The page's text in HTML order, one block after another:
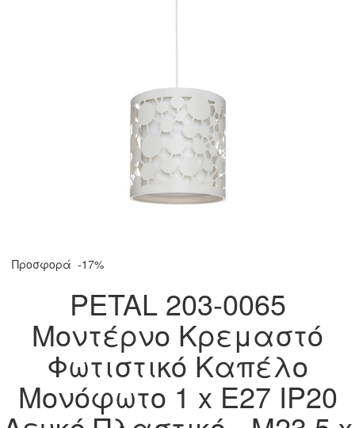
Προσφορά -17%
PETAL 203-0065
Μοντέρνο Κρεμαστό
Φωτιστικό Καπέλο
Μονόφωτο 1 x E27 IP20